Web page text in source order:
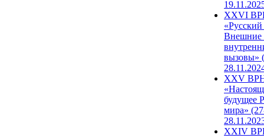
XXVI
Внешние
вызовы»
XXV
будущее
мира»
XXIV